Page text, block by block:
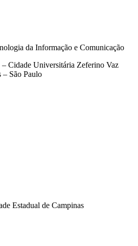
da Informação e Comunicação
Cidade Universitária Zeferino Vaz
– São Paulo
Estadual de Campinas